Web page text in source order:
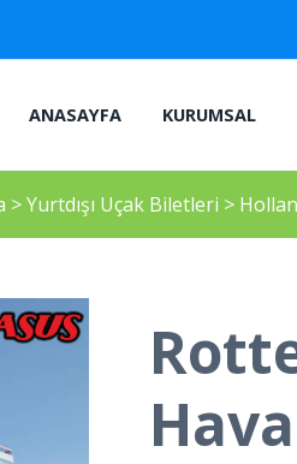
ANASAYFA KURUMSAL
>Yurtdışı Uçak Biletleri >